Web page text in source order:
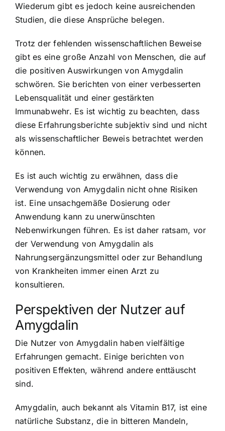
Wiederum gibt es jedoch keine ausreichenden
Studien, die diese Ansprüche belegen.
Trotz der fehlenden wissenschaftlichen Beweise
gibt es eine große Anzahl von Menschen, die auf
die positiven Auswirkungen von Amygdalin
schwören. Sie berichten von einerverbesserten
Lebensqualität und einer gestärkten
Immunabwehr. Es ist wichtig zu beachten, dass
diese Erfahrungsberichte subjektiv sind und nicht
als wissenschaftlicher Beweis betrachtet werden
können.
Es ist auch wichtig zu erwähnen, dass die
Verwendung von Amygdalin nicht ohne Risiken
ist. Eine unsachgemäße Dosierung oder
Anwendung kann zu unerwünschten
Nebenwirkungen führen. Es ist daher ratsam, vor
der Verwendung von Amygdalin als
Nahrungsergänzungsmittel oder zur Behandlung
von Krankheiten immer einen Arzt zu
konsultieren.
Perspektiven der Nutzer auf
Amygdalin
Die Nutzer von Amygdalin haben vielfältige
Erfahrungen gemacht. Einige berichten von
positiven Effekten, während andere enttäuscht
sind.
Amygdalin, auch bekannt als Vitamin B17, ist eine
natürliche Substanz, die in bitteren Mandeln,